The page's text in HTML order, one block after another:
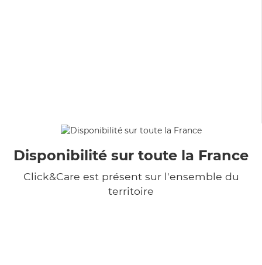
Disponibilité sur toute la France
Click&Care est présent sur l'ensemble du
territoire